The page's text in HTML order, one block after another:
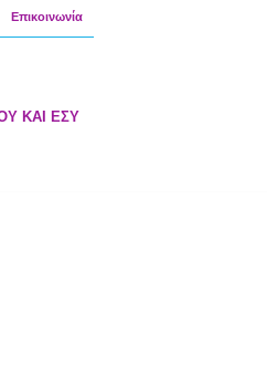
Επικοινωνία
ΚΑΙ ΕΣΥ